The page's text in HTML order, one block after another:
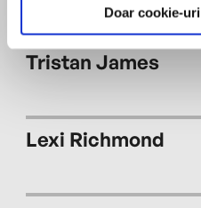
Doar cookie-
Tristan James
Lexi Richmond